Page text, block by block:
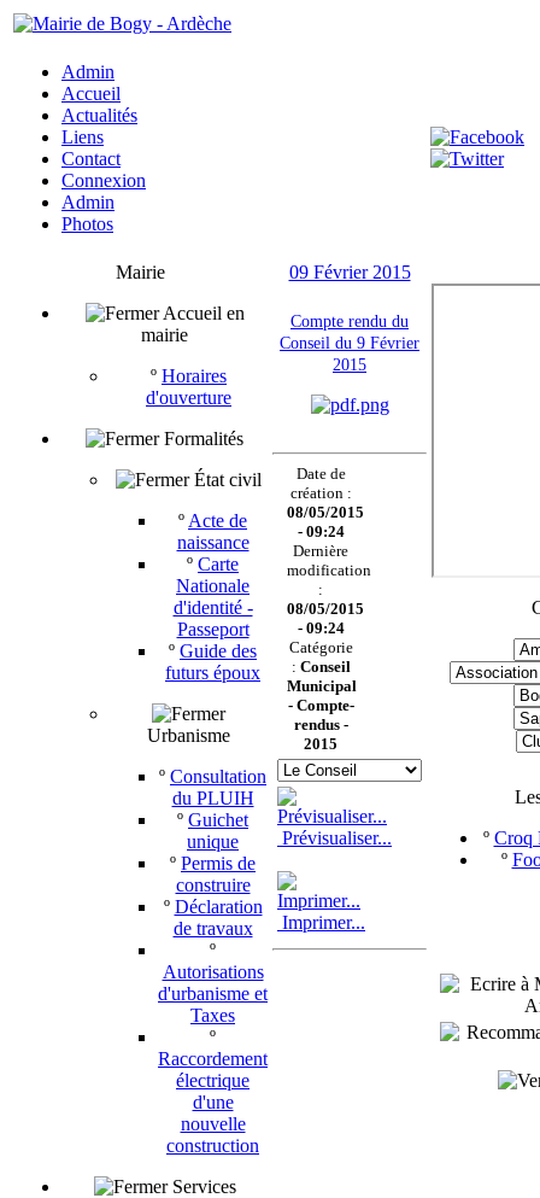
Admin
Accueil
Actualités
Liens
Contact
Connexion
Admin
Photos
Mairie
Accueil en
mairie
º Horaires
d'ouverture
Formalités
État civil
º Acte de
naissance
º Carte
Nationale
d'identité -
Passeport
º Guide des
futurs époux
Urbanisme
º Consultation
du PLUIH
º Guichet
unique
º Permis de
construire
º Déclaration
de travaux
º
Autorisations
d'urbanisme et
Taxes
º
Raccordement
électrique
d'une
nouvelle
construction
Services
09 Février 2015
Compte rendu du
Conseil du 9 Février
2015
Date de
création :
08/05/2015
- 09:24
Dernière
modification
:
08/05/2015
- 09:24
Catégorie
: Conseil
Municipal
- Compte-
rendus -
2015
Prévisualiser...
Imprimer...
º Croq
º